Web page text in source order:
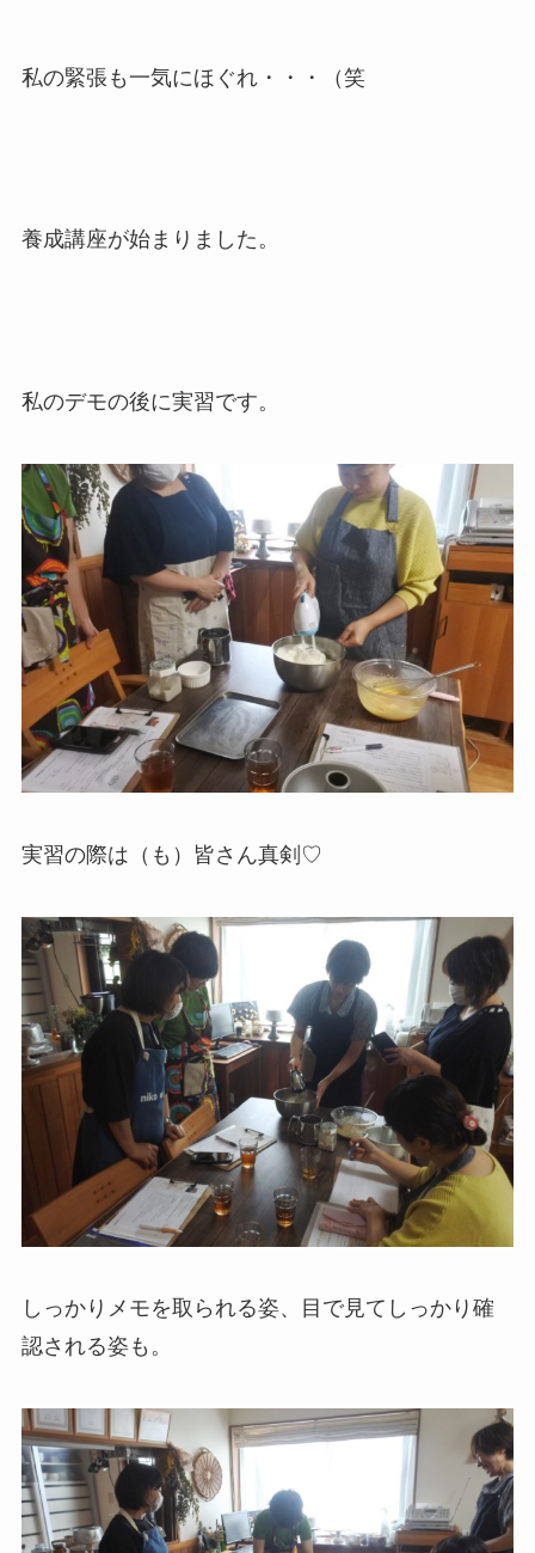
私の緊張も一気にほぐれ・・・（笑
養成講座が始まりました。
私のデモの後に実習です。
実習の際は（も）皆さん真剣♡
しっかりメモを取られる姿、目で見てしっかり確
認される姿も。